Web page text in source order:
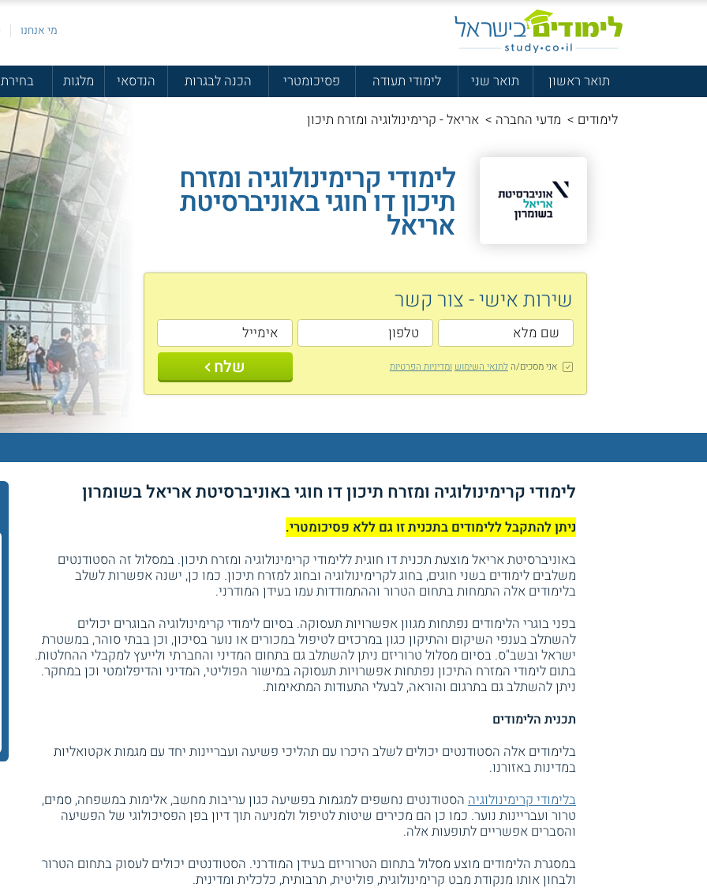
מי אנחנו
תואר ראשון תואר שני לימודי תעודה פסיכומטרי הכנה לבגרות הנדסאי מלגות
לימודים > מדעי החברה > אריאל - קרימינולוגיה ומזרח תיכון
לימודי קרימינולוגיה ומזרח
תיכון דו חוגי באוניברסיטת
אריאל
שירות אישי - צור קשר
אני מסכים/הלתנאי השימוש ומדיניות הפרטיות שלח
לימודי קרימינולוגיה ומזרח תיכון דו חוגי באוניברסיטת אריאל בשומרון
ניתן להתקבל ללימודים בתכנית זו גם ללא פסיכומטרי.
באוניברסיטת אריאל מוצעת תכנית דו חוגית ללימודי קרימינולוגיה ומזרח תיכון. במסלול זה הסטודנטים
משלבים לימודים בשני חוגים, בחוג לקרימינולוגיה ובחוג למזרח תיכון. כמו כן, ישנה אפשרות לשלב
בלימודים אלה התמחות בתחום הטרור וההתמודדות עמו בעידן המודרני.
בפני בוגרי הלימודים נפתחות מגוון אפשרויות תעסוקה. בסיום לימודי קרימינולוגיה הבוגרים יכולים
להשתלב בענפי השיקום והתיקון כגון במרכזים לטיפול במכורים או נוער בסיכון, וכן בבתי סוהר, במשטרת
ישראל ובשב"ס. בסיום מסלול טרוריזם ניתן להשתלב גם בתחום המדיני והחברתי ולייעץ למקבלי ההחלטות.
בתום לימודי המזרח התיכון נפתחות אפשרויות תעסוקה במישור הפוליטי, המדיני והדיפלומטי וכן במחקר.
ניתן להשתלב גם בתרגום והוראה, לבעלי התעודות המתאימות.
תכנית הלימודים
בלימודים אלה הסטודנטים יכולים לשלב היכרו עם תהליכי פשיעה ועבריינות יחד עם מגמות אקטואליות
במדינות באזורנו.
בלימודי קרימינולוגיה הסטודנטים נחשפים למגמות בפשיעה כגון עריבות מחשב, אלימות במשפחה, סמים,
טרור ועבריינות נוער. כמו כן הם מכירים שיטות לטיפול ולמניעה תוך דיון בפן הפסיכולוגי של הפשיעה
והסברים אפשריים לתופעות אלה.
במסגרת הלימודים מוצע מסלול בתחום הטרוריזם בעידן המודרני. הסטודנטים יכולים לעסוק בתחום הטרור
ולבחון אותו מנקודת מבט קרימינולוגית, פוליטית, תרבותית, כלכלית ומדינית.